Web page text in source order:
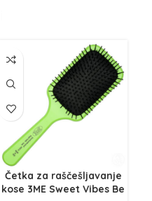
Četka za raščešljavanje
kose 3ME Sweet Vibes Be